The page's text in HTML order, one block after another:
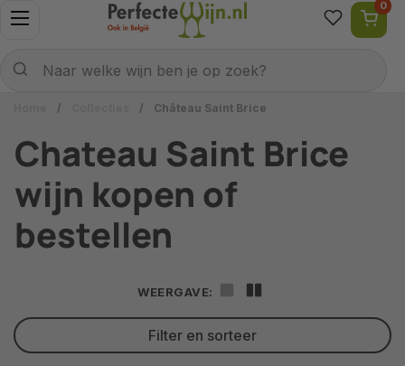
Ga naar content
Menu openen
Naar welke wijn ben je op zoek?
0
/ / Château Saint Brice
Chateau Saint Brice
wijn kopen of
bestellen
WEERGAVE:
Filter en sorteer